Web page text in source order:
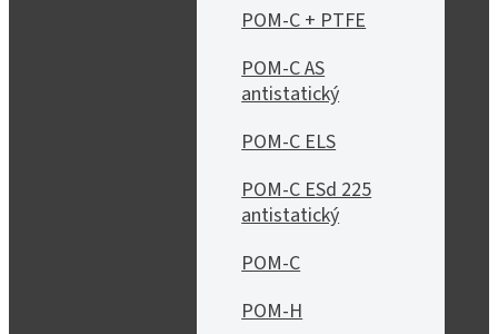
POM-C + PTFE
POM-C AS
antistatický
POM-C ELS
POM-C ESd 225
antistatický
POM-C
POM-H